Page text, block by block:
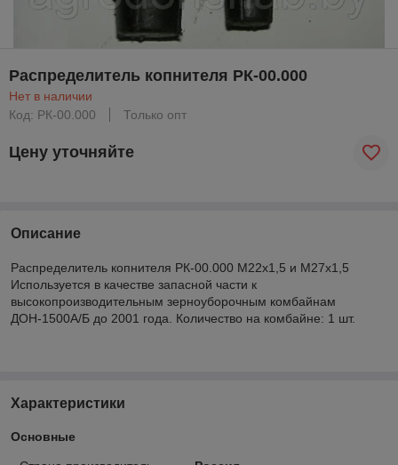
Распределитель копнителя РК-00.000
Нет в наличии
Код: РК-00.000
Только опт
Цену уточняйте
Описание
Распределитель копнителя РК-00.000 М22х1,5 и М27х1,5
Используется в качестве запасной части к
высокопроизводительным зерноуборочным комбайнам
ДОН-1500А/Б до 2001 года. Количество на комбайне: 1 шт.
Характеристики
Основные